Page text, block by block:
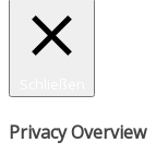
Privacy Overview